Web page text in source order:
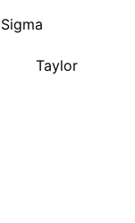
Sigma
Taylor